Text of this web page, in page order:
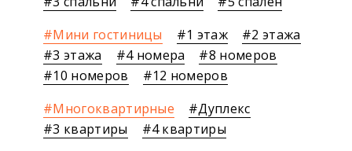
Мини гостиницы
1 этаж
2 этажа
3 этажа
4 номера
8 номеров
10 номеров
12 номеров
Многоквартирные
Дуплекс
3 квартиры
4 квартиры